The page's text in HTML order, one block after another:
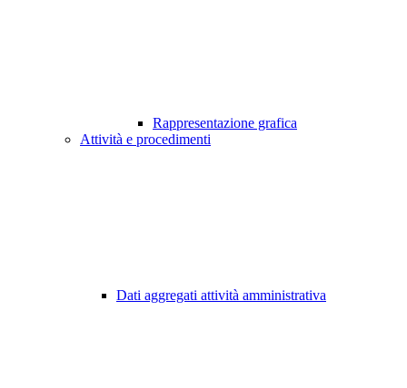
Rappresentazione grafica
Attività e procedimenti
Dati aggregati attività amministrativa